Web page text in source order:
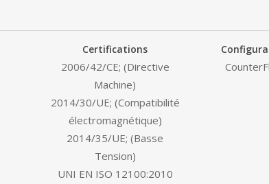
Certifications
2006/42/CE; (Directive
Machine)
2014/30/UE; (Compatibilité
électromagnétique)
2014/35/UE; (Basse
Tension)
UNI EN ISO 12100:2010